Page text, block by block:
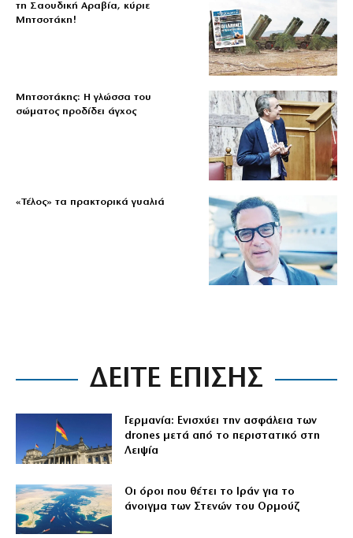
τη Σαουδική Αραβία, κύριε
Μητσοτάκη!
Μητσοτάκης: Η γλώσσα του
σώματος προδίδει άγχος
«Τέλος» τα πρακτορικά γυαλιά
ΔΕΙΤΕ ΕΠΙΣΗΣ
Γερμανία: Ενισχύει την ασφάλεια των
drones μετά από το περιστατικό στη
Λειψία
Οι όροι που θέτει το Ιράν για το
άνοιγμα των Στενών του Ορμούζ